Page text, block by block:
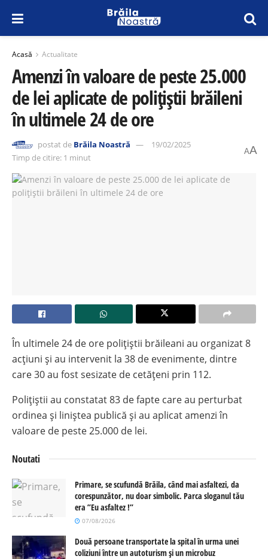
Acasă Actualitate
Amenzi în valoare de peste 25.000
de lei aplicate de polițiștii brăileni
în ultimele 24 de ore
postat de Brăila Noastră
19/02/2025
Timp de citire: 1 minut
AA
În ultimele 24 de ore polițiștii brăileani au organizat 8
acțiuni și au intervenit la 38 de evenimente, dintre
care 30 au fost sesizate de cetățeni prin 112.
Polițiștii au constatat 83 de fapte care au perturbat
ordinea și liniștea publică și au aplicat amenzi în
valoare de peste 25.000 de lei.
Noutati
Primare, se scufundă Brăila, când mai asfaltezi, da
corespunzător, nu doar simbolic. Parca sloganul tău
era ”Eu asfaltez !”
07/08/2026
Două persoane transportate la spital în urma unei
coliziuni între un autoturism și un microbuz